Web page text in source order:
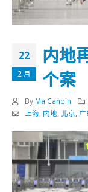
22
2 月
内地
个案
By Ma Canbin
上海, 内地, 北京, 广